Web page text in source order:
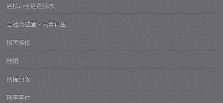
過払い金返還請求
会社の破産・民事再生
損害賠償
離婚
債権回収
刑事事件